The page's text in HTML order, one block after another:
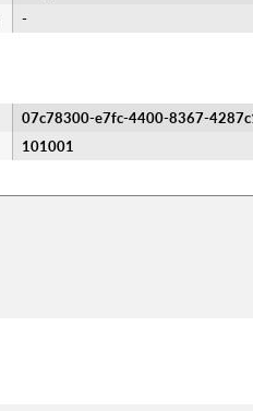
-
07c78300-e7fc-4400-8367-
101001